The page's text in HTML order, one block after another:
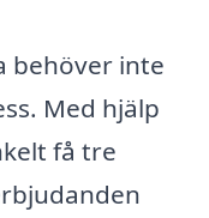
behöver inte
Med hjälp
få tre